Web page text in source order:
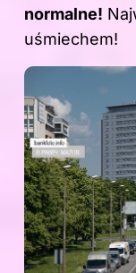
normalne!
uśmiechem!